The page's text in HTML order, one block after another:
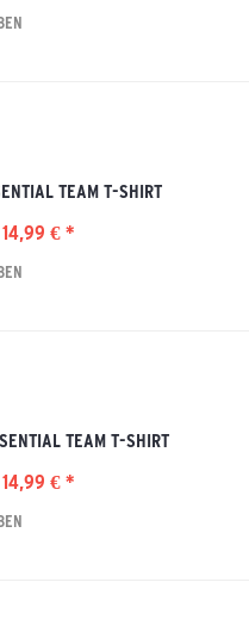
TEAM T-SHIRT
14,99 € *
TEAM T-SHIRT
14,99 € *